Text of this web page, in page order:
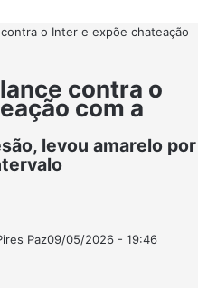
o Inter e expõe chateação
contra o
com a
levou amarelo por
PazFollow
Mande
09/05/2026 - 19:46